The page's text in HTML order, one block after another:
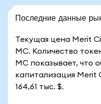
Последние данные
Текущая цена Merit
MC. Количество
MC показывает, что
капитализация Merit
164,61 тыс. $.